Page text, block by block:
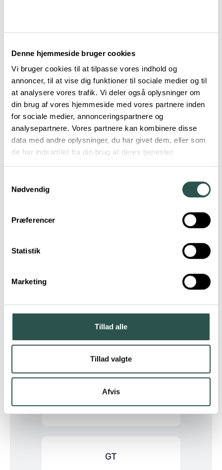
Denne hjemmeside bruger cookies
Vi bruger cookies til at tilpasse vores indhold og
annoncer, til at vise dig funktioner til sociale medier og til
at analysere vores trafik. Vi deler også oplysninger om
din brug af vores hjemmeside med vores partnere inden
for sociale medier, annonceringspartnere og
analysepartnere. Vores partnere kan kombinere disse
data med andre oplysninger, du har givet dem, eller som
de har indsamlet fra din brug af deres tjenester.
Nødvendig
Præferencer
Statistik
Marketing
Tillad alle
Tillad valgte
Afvis
Carqon
Centurion
Christiania Cykler
Eventyrcykler
Gazelle
Giant
GT